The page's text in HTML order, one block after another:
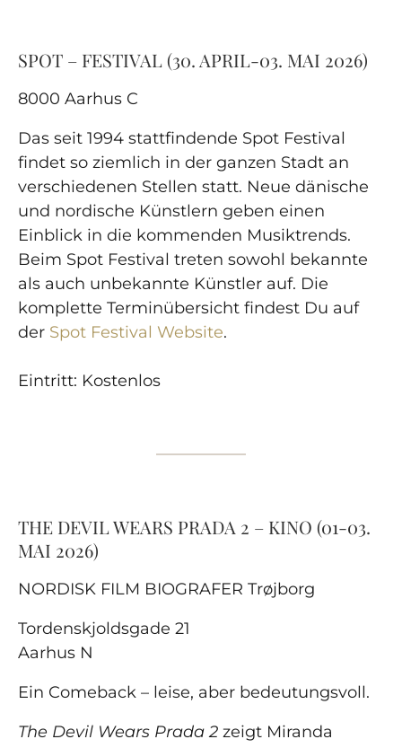
SPOT – FESTIVAL (30. APRIL-03. MAI 2026)
8000 Aarhus C
Das seit 1994 stattfindende Spot Festival
findet so ziemlich in der ganzen Stadt an
verschiedenen Stellen statt. Neue dänische
und nordische Künstlern geben einen
Einblick in die kommenden Musiktrends.
Beim Spot Festival treten sowohl bekannte
als auch unbekannte Künstler auf. Die
komplette Terminübersicht findest Du auf
der Spot Festival Website.
Eintritt: Kostenlos
THE DEVIL WEARS PRADA 2 – KINO (01-03.
MAI 2026)
NORDISK FILM BIOGRAFER Trøjborg
Tordenskjoldsgade 21
Aarhus N
Ein Comeback – leise, aber bedeutungsvoll.
The Devil Wears Prada 2 zeigt Miranda